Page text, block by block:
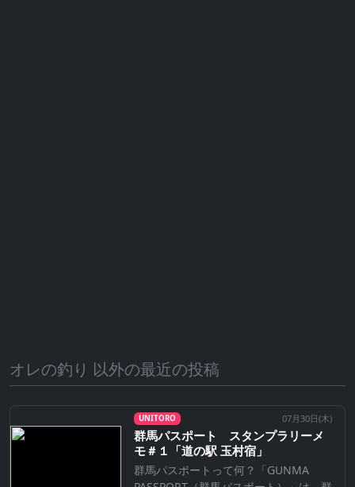
オレの釣り 以外の最近の投稿
UNITORO 07月30日(木)
群馬パスポート スタンプラリーメ
モ＃１「道の駅 玉村宿」
群馬パスポートって何？「GUNMA